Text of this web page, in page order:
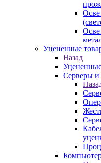
Уцененные
Назад
Серверы и